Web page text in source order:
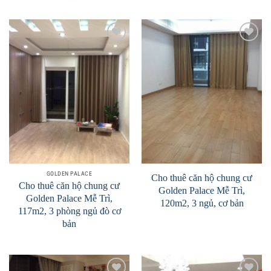
GOLDEN PALACE
Cho thuê căn hộ chung cư
Golden Palace Mễ Trì,
117m2, 3 phòng ngủ đò cơ
bản
Add to
Cho thuê căn hộ chung cư
Golden Palace Mễ Trì,
120m2, 3 ngủ, cơ bản